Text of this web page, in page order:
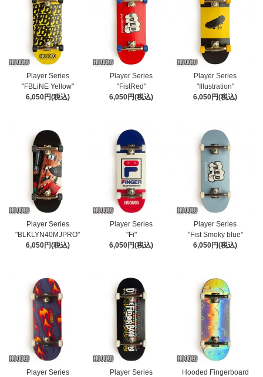
Player Series
"FBLiNE Yellow"
6,050円(税込)
Player Series
"FistRed"
6,050円(税込)
Player Series
"Illustration"
6,050円(税込)
Player Series
"BLKLYN40MJPRO"
6,050円(税込)
Player Series
"Fi"
6,050円(税込)
Player Series
"Fist Smoky blue"
6,050円(税込)
Player Series
Player Series
Hooded Fingerboard